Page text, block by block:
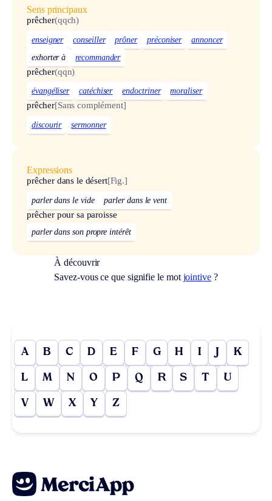
Sens principaux
prêcher(qqch)
enseigner conseiller prôner préconiser
annoncer
exhorter à
recommander
prêcher(qqn)
évangéliser catéchiser endoctriner moraliser
prêcher[Sans complément]
discourir sermonner
Expressions
prêcher dans le désert[Fig.]
parler dans le vide parler dans le vent
prêcher pour sa paroisse
parler dans son propre intérêt
À découvrir
Savez-vous ce que signifie le mot jointive?
A B C D E F G H I J K
L M N O P Q R S T U
V W X Y Z